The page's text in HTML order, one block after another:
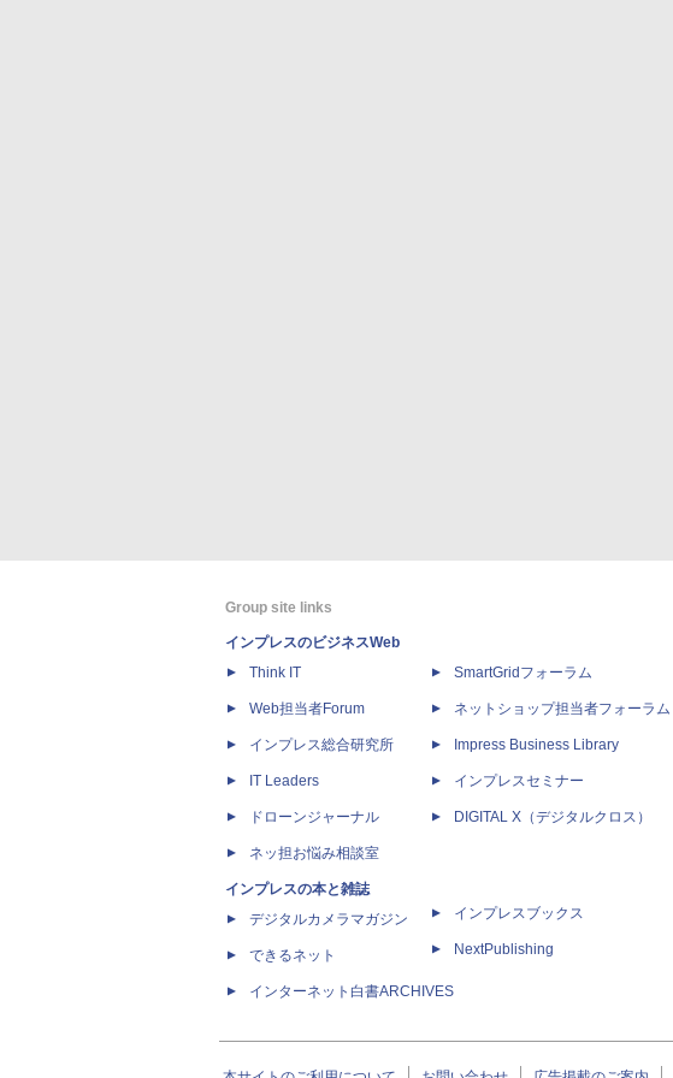
Group site links
インプレスのビジネスWeb
Think IT
Web担当者Forum
インプレス総合研究所
IT Leaders
ドローンジャーナル
ネッ担お悩み相談室
インプレスの本と雑誌
デジタルカメラマガジン
できるネット
インターネット白書ARCHIVES
SmartGridフォーラム
ネットショップ担当者フォーラム
Impress Business Library
インプレスセミナー
DIGITAL X（デジタルクロス）
インプレスブックス
NextPublishing